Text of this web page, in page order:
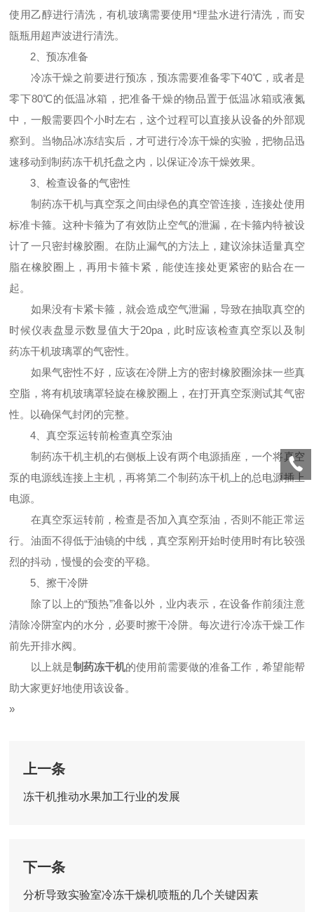
使用乙醇进行清洗，有机玻璃需要使用*理盐水进行清洗，而安
瓿瓶用超声波进行清洗。
2、预冻准备
冷冻干燥之前要进行预冻，预冻需要准备零下40℃，或者是
零下80℃的低温冰箱，把准备干燥的物品置于低温冰箱或液氮
中，一般需要四个小时左右，这个过程可以直接从设备的外部观
察到。当物品冰冻结实后，才可进行冷冻干燥的实验，把物品迅
速移动到制药冻干机托盘之内，以保证冷冻干燥效果。
3、检查设备的气密性
制药冻干机与真空泵之间由绿色的真空管连接，连接处使用
标准卡箍。这种卡箍为了有效防止空气的泄漏，在卡箍内特被设
计了一只密封橡胶圈。在防止漏气的方法上，建议涂抹适量真空
脂在橡胶圈上，再用卡箍卡紧，能使连接处更紧密的贴合在一
起。
如果没有卡紧卡箍，就会造成空气泄漏，导致在抽取真空的
时候仪表盘显示数显值大于20pa，此时应该检查真空泵以及制
药冻干机玻璃罩的气密性。
如果气密性不好，应该在冷阱上方的密封橡胶圈涂抹一些真
空脂，将有机玻璃罩轻旋在橡胶圈上，在打开真空泵测试其气密
性。以确保气封闭的完整。
4、真空泵运转前检查真空泵油
制药冻干机主机的右侧板上设有两个电源插座，一个将真空
泵的电源线连接上主机，再将第二个制药冻干机上的总电源插上
电源。
在真空泵运转前，检查是否加入真空泵油，否则不能正常运
行。油面不得低于油镜的中线，真空泵刚开始时使用时有比较强
烈的抖动，慢慢的会变的平稳。
5、擦干冷阱
除了以上的“预热”准备以外，业内表示，在设备作前须注意
清除冷阱室内的水分，必要时擦干冷阱。每次进行冷冻干燥工作
前先开排水阀。
以上就是制药冻干机的使用前需要做的准备工作，希望能帮
助大家更好地使用该设备。
»
上一条
冻干机推动水果加工行业的发展
下一条
分析导致实验室冷冻干燥机喷瓶的几个关键因素